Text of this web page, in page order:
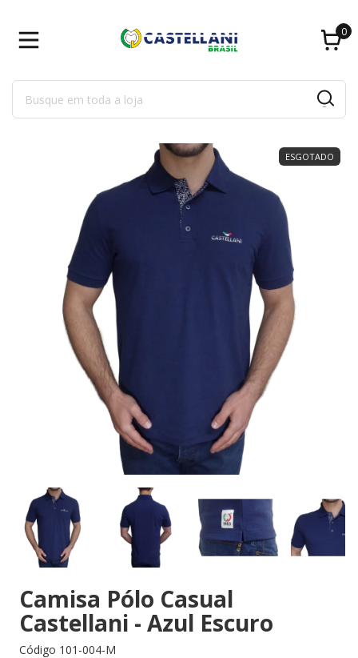
0
ESGOTADO
Camisa Pólo Casual
Castellani - Azul Escuro
Código 101-004-M